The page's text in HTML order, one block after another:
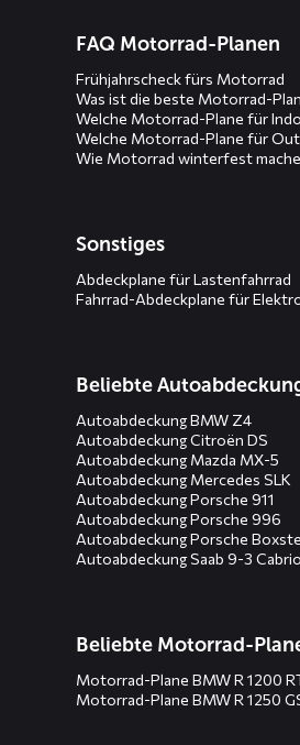
FAQ Motorrad-Planen
Frühjahrscheck fürs Motorrad
Was ist die beste Motorrad-
Welche Motorrad-Plane für
Welche Motorrad-Plane für
Wie Motorrad winterfest
Sonstiges
Abdeckplane für Lastenfahrrad
Fahrrad-Abdeckplane für
Beliebte
Autoabdeckung BMW Z4
Autoabdeckung Citroën DS
Autoabdeckung Mazda MX-5
Autoabdeckung Mercedes SLK
Autoabdeckung Porsche 911
Autoabdeckung Porsche 996
Autoabdeckung Porsche
Autoabdeckung Saab 9-3 Cabrio
Beliebte Motorrad-
Motorrad-Plane BMW R 1200
Motorrad-Plane BMW R 1250